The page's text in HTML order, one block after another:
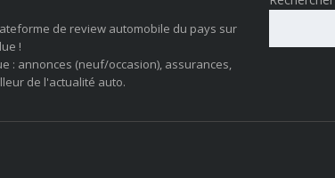
de review automobile du pays sur
!
: annonces (neuf/occasion), assurances,
de l'actualité auto.